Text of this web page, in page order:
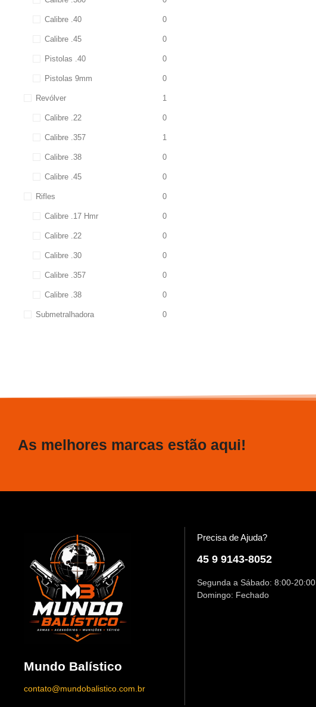
Calibre .40 0
Calibre .45 0
Pistolas .40 0
Pistolas 9mm 0
Revólver 1
Calibre .22 0
Calibre .357 1
Calibre .38 0
Calibre .45 0
Rifles 0
Calibre .17 Hmr 0
Calibre .22 0
Calibre .30 0
Calibre .357 0
Calibre .38 0
Submetralhadora 0
As melhores marcas estão aqui!
Mundo Balístico
contato@mundobalistico.com.br
Precisa de Ajuda?
45 9 9143-8052
Segunda a Sábado: 8:00-20:00
Domingo: Fechado